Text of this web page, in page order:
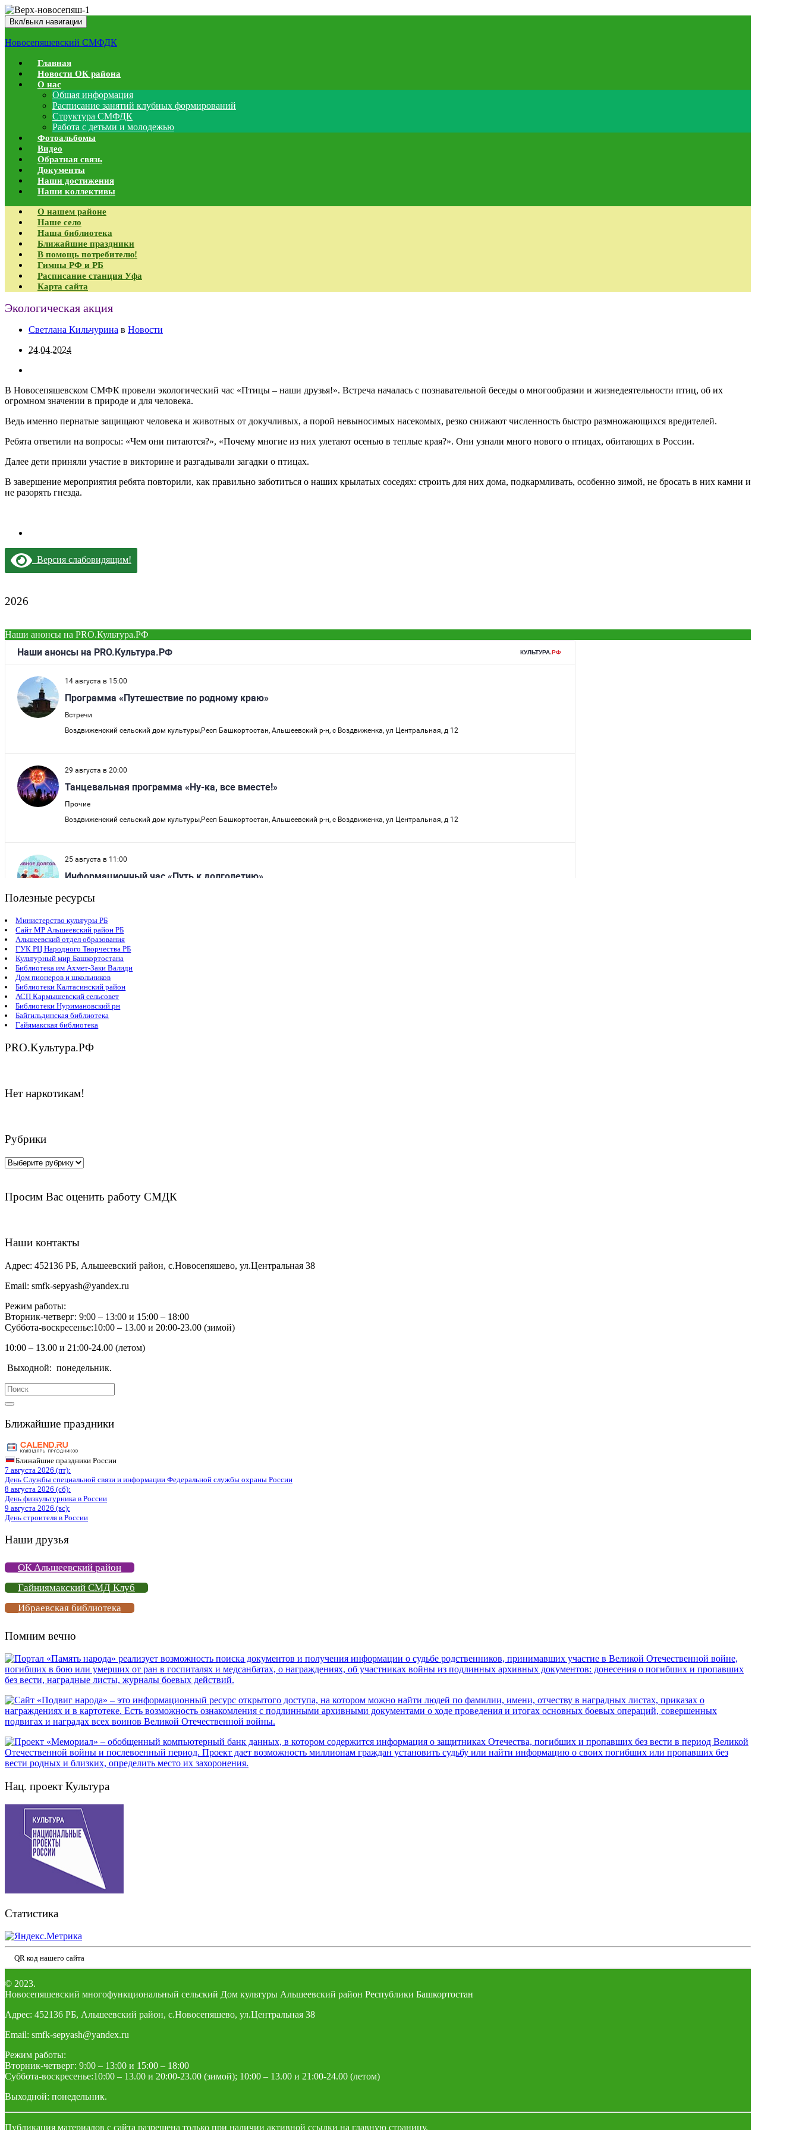
Вкл/выкл навигации
Новосепяшевский СМФДК
Главная
Новости ОК района
О нас
Общая информация
Расписание занятий клубных формирований
Структура СМФДК
Работа с детьми и молодежью
Фотоальбомы
Видео
Обратная связь
Документы
Наши достижения
Наши коллективы
О нашем районе
Наше село
Наша библиотека
Ближайшие праздники
В помощь потребителю!
Гимны РФ и РБ
Расписание станция Уфа
Карта сайта
Экологическая акция
Светлана Кильчурина в Новости
24.04.2024
В Новосепяшевском СМФК провели экологический час «Птицы – наши друзья!». Встреча началась с познавательной беседы о многообразии и жизнедеятельности птиц, об их
огромном значении в природе и для человека.
Ведь именно пернатые защищают человека и животных от докучливых, а порой невыносимых насекомых, резко снижают численность быстро размножающихся вредителей.
Ребята ответили на вопросы: «Чем они питаются?», «Почему многие из них улетают осенью в теплые края?». Они узнали много нового о птицах, обитающих в России.
Далее дети приняли участие в викторине и разгадывали загадки о птицах.
В завершение мероприятия ребята повторили, как правильно заботиться о наших крылатых соседях: строить для них дома, подкармливать, особенно зимой, не бросать в них камни и
не разорять гнезда.
Версия слабовидящим!
2026
Наши анонсы на PRO.Культура.РФ
Полезные ресурсы
Министерство культуры РБ
Сайт МР Альшеевский район РБ
Альшеевский отдел образования
ГУК РЦ Народного Творчества РБ
Культурный мир Башкортостана
Библиотека им Ахмет-Заки Валиди
Дом пионеров и школьников
Библиотеки Калтасинский район
АСП Кармышевский сельсовет
Библиотеки Нуримановский рн
Байгильдинская библиотека
Гайямакская библиотека
PRO.Kультура.РФ
Нет наркотикам!
Рубрики
Рубрики
Просим Вас оценить работу СМДК
Наши контакты
Адрес: 452136 РБ, Альшеевский район, с.Новосепяшево, ул.Центральная 38
Email: smfk-sepyash@yandex.ru
Режим работы:
Вторник-четверг: 9:00 – 13:00 и 15:00 – 18:00
Суббота-воскресенье:10:00 – 13.00 и 20:00-23.00 (зимой)
10:00 – 13.00 и 21:00-24.00 (летом)
Выходной: понедельник.
Search
for:
Ближайшие праздники
Ближайшие праздники России
7 августа 2026 (пт):
День Службы специальной связи и информации Федеральной службы охраны России
8 августа 2026 (сб):
День физкультурника в России
9 августа 2026 (вс):
День строителя в России
Наши друзья
ОК Альшеевский район
Гайниямакский СМД Клуб
Ибраевская библиотека
Помним вечно
Нац. проект Культура
Статистика
QR код нашего сайта
© 2023.
Новосепяшевский многофункциональный сельский Дом культуры Альшеевский район Республики Башкортостан
Адрес: 452136 РБ, Альшеевский район, с.Новосепяшево, ул.Центральная 38
Email: smfk-sepyash@yandex.ru
Режим работы:
Вторник-четверг: 9:00 – 13:00 и 15:00 – 18:00
Суббота-воскресенье:10:00 – 13.00 и 20:00-23.00 (зимой); 10:00 – 13.00 и 21:00-24.00 (летом)
Выходной: понедельник.
Публикация материалов с сайта разрешена только при наличии активной ссылки на главную страницу.